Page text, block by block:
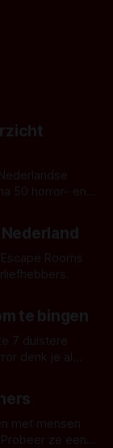
50 horror- en
Nederland
Rooms
te bingen
7 duistere
horror
tv-
met mensen
ze eens